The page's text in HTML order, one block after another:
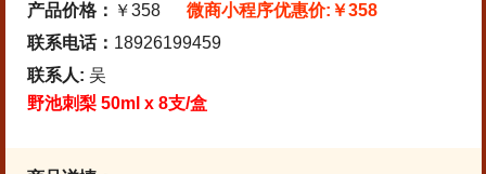
产品价格： ￥358 微商小程序优惠价:￥358
联系电话： 18926199459
联系人: 吴
野池刺梨 50ml x 8支/盒